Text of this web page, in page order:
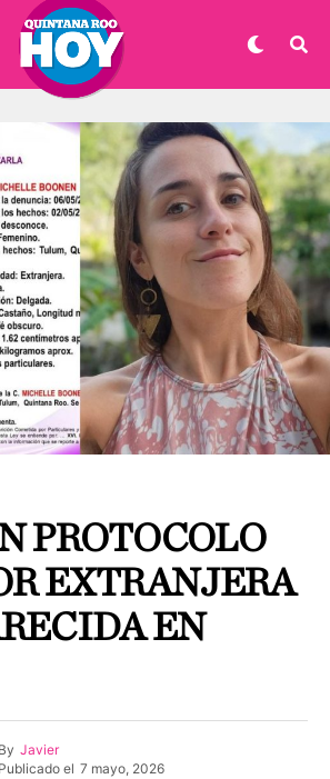
PROTOCOLO
EXTRANJERA
EN
By Javier
Publicado el 7 mayo, 2026